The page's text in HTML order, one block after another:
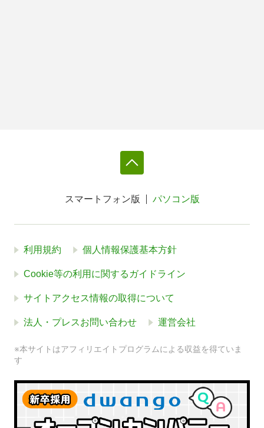
スマートフォン版 パソコン版
利用規約 個人情報保護基本方針
Cookie等の利用に関するガイドライン
サイトアクセス情報の取得について
法人・プレスお問い合わせ 運営会社
※本サイトはアフィリエイトプログラムによる収益を得ていま
す